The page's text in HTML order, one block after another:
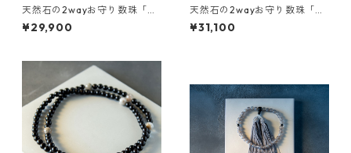
天然石の2wayお守り数珠「ふ
たえ-紡-」ガウリィシャンカ
ール ゴールドルチルクォーツ
¥29,900
天然石の2wayお守り数珠「ふ
たえ-紡-」スーパーセブン イ
ンカローズ クンツァイト 略式
¥31,100